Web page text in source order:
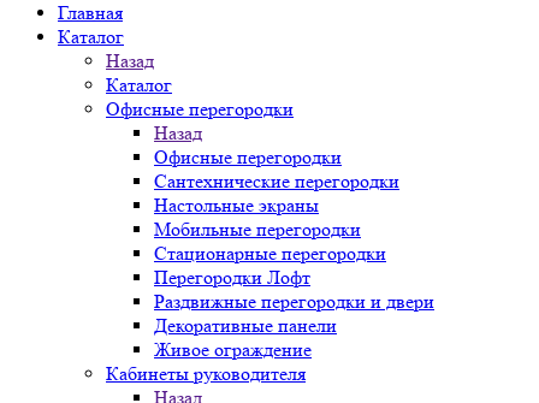
Главная
Каталог
Назад
Каталог
Офисные перегородки
Назад
Офисные перегородки
Сантехнические перегородки
Настольные экраны
Мобильные перегородки
Стационарные перегородки
Перегородки Лофт
Раздвижные перегородки и двери
Декоративные панели
Живое ограждение
Кабинеты руководителя
Назад